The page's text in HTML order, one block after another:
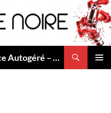
au
contenu
LA GUEULE NOIRE – Espace Autogéré – Saint Etienne